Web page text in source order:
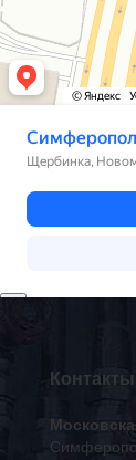
Введите ваш